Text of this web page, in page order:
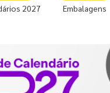
2027 Embalagens